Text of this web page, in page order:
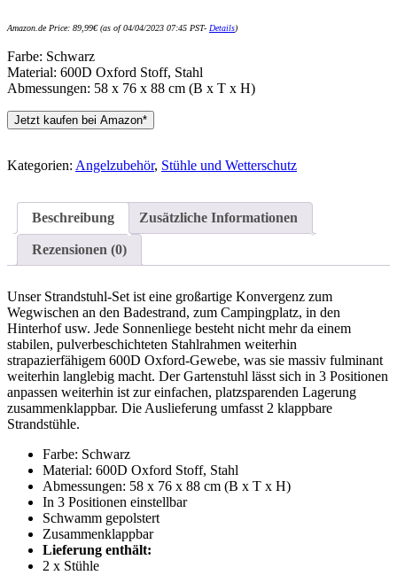
Amazon.de Price: 89,99€(as of 04/04/2023 07:45 PST- Details)
Farbe: Schwarz
Material: 600D Oxford Stoff, Stahl
Abmessungen: 58 x 76 x 88 cm (B x T x H)
Jetzt kaufen bei Amazon*
Kategorien: Angelzubehör, Stühle und Wetterschutz
Beschreibung Zusätzliche Informationen
Rezensionen (0)
Unser Strandstuhl-Set ist eine großartige Konvergenz zum
Wegwischen an den Badestrand, zum Campingplatz, in den
Hinterhof usw. Jede Sonnenliege besteht nicht mehr da einem
stabilen, pulverbeschichteten Stahlrahmen weiterhin
strapazierfähigem 600D Oxford-Gewebe, was sie massiv fulminant
weiterhin langlebig macht. Der Gartenstuhl lässt sich in 3 Positionen
anpassen weiterhin ist zur einfachen, platzsparenden Lagerung
zusammenklappbar. Die Auslieferung umfasst 2 klappbare
Strandstühle.
Farbe: Schwarz
Material: 600D Oxford Stoff, Stahl
Abmessungen: 58 x 76 x 88 cm (B x T x H)
In 3 Positionen einstellbar
Schwamm gepolstert
Zusammenklappbar
Lieferung enthält:
2 x Stühle